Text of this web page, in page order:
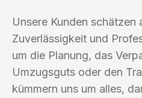
Unsere Kunden schätzen
Zuverlässigkeit und
um die Planung, das
Umzugsguts oder den
kümmern uns um alles,